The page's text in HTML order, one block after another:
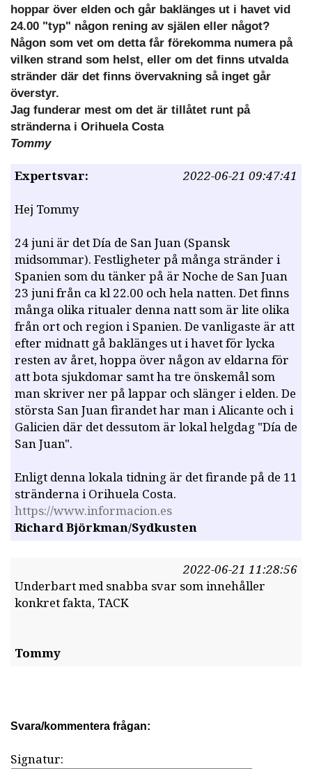
hoppar över elden och går baklänges ut i havet vid
24.00 "typ" någon rening av själen eller något?
Någon som vet om detta får förekomma numera på
vilken strand som helst, eller om det finns utvalda
stränder där det finns övervakning så inget går
överstyr.
Jag funderar mest om det är tillåtet runt på
stränderna i Orihuela Costa
Tommy
Expertsvar:
2022-06-21 09:47:41
Hej Tommy
24 juni är det Día de San Juan (Spansk
midsommar). Festligheter på många stränder i
Spanien som du tänker på är Noche de San Juan
23 juni från ca kl 22.00 och hela natten. Det finns
många olika ritualer denna natt som är lite olika
från ort och region i Spanien. De vanligaste är att
efter midnatt gå baklänges ut i havet för lycka
resten av året, hoppa över någon av eldarna för
att bota sjukdomar samt ha tre önskemål som
man skriver ner på lappar och slänger i elden. De
största San Juan firandet har man i Alicante och i
Galicien där det dessutom är lokal helgdag "Día de
San Juan".
Enligt denna lokala tidning är det firande på de 11
stränderna i Orihuela Costa.
https://www.informacion.es
Richard Björkman/Sydkusten
2022-06-21 11:28:56
Underbart med snabba svar som innehåller
konkret fakta, TACK
Tommy
Svara/kommentera frågan:
Signatur: